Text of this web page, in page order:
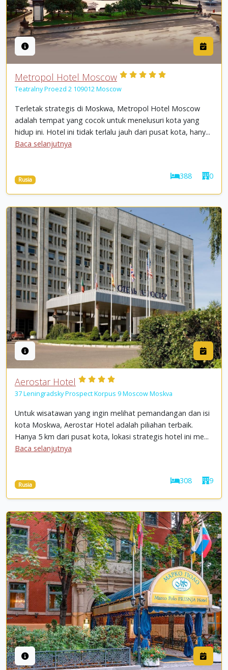
Metropol Hotel Moscow
Teatralny Proezd 2 109012 Moscow
Terletak strategis di Moskwa, Metropol Hotel Moscow
adalah tempat yang cocok untuk menelusuri kota yang
hidup ini. Hotel ini tidak terlalu jauh dari pusat kota, hany...
Baca selanjutnya
Rusia 388 0
Aerostar Hotel
37 Leningradsky Prospect Korpus 9 Moscow Moskva
Untuk wisatawan yang ingin melihat pemandangan dan isi
kota Moskwa, Aerostar Hotel adalah piliahan terbaik.
Hanya 5 km dari pusat kota, lokasi strategis hotel ini me...
Baca selanjutnya
Rusia 308 9